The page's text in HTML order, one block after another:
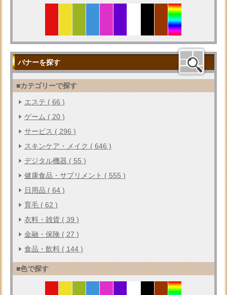
バナーを探す
■カテゴリーで探す
エステ ( 66 )
ゲーム ( 20 )
サービス ( 296 )
スキンケア・メイク ( 646 )
デジタル機器 ( 55 )
健康食品・サプリメント ( 555 )
日用品 ( 64 )
育毛 ( 62 )
衣料・雑貨 ( 39 )
金融・保険 ( 27 )
食品・飲料 ( 144 )
■色で探す